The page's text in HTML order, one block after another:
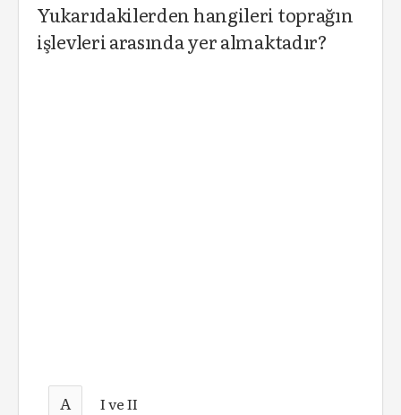
Yukarıdakilerden hangileri toprağın
işlevleri arasında yer almaktadır?
A I ve II